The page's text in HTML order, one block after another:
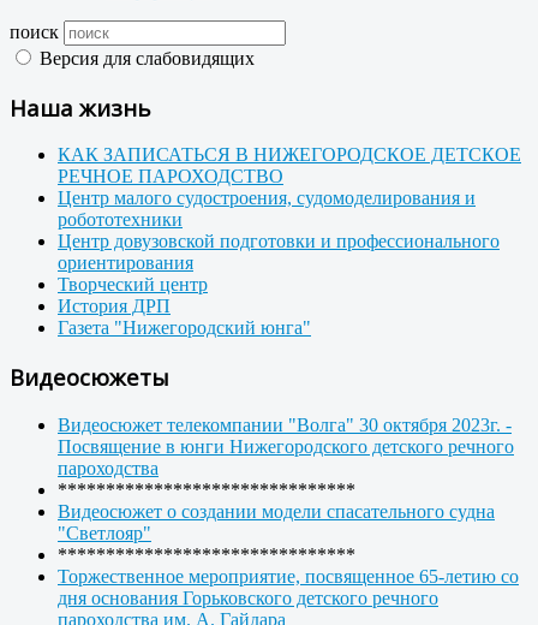
поиск
Версия для слабовидящих
Наша жизнь
КАК ЗАПИСАТЬСЯ В НИЖЕГОРОДСКОЕ ДЕТСКОЕ
РЕЧНОЕ ПАРОХОДСТВО
Центр малого судостроения, судомоделирования и
робототехники
Центр довузовской подготовки и профессионального
ориентирования
Творческий центр
История ДРП
Газета "Нижегородский юнга"
Видеосюжеты
Видеосюжет телекомпании "Волга" 30 октября 2023г. -
Посвящение в юнги Нижегородского детского речного
пароходства
*******************************
Видеосюжет о создании модели спасательного судна
"Светлояр"
*******************************
Торжественное мероприятие, посвященное 65-летию со
дня основания Горьковского детского речного
пароходства им. А. Гайдара